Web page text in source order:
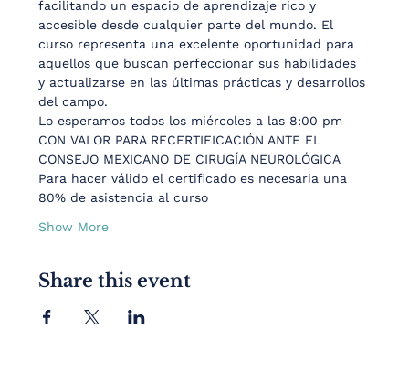
facilitando un espacio de aprendizaje rico y
accesible desde cualquier parte del mundo. El
curso representa una excelente oportunidad para
aquellos que buscan perfeccionar sus habilidades
y actualizarse en las últimas prácticas y desarrollos
del campo.
Lo esperamos todos los miércoles a las 8:00 pm
CON VALOR PARA RECERTIFICACIÓN ANTE EL
CONSEJO MEXICANO DE CIRUGÍA NEUROLÓGICA
Para hacer válido el certificado es necesaria una
80% de asistencia al curso
Show More
Share this event